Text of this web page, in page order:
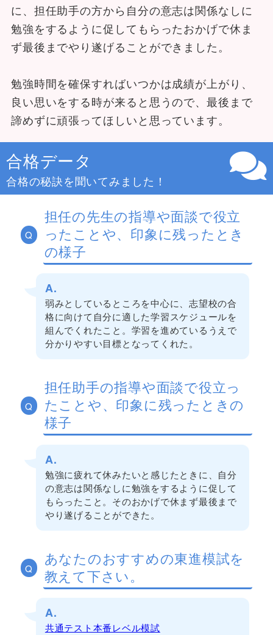
に、担任助手の方から自分の意志は関係なしに
勉強をするように促してもらったおかげで休ま
ず最後までやり遂げることができました。
勉強時間を確保すればいつかは成績が上がり、
良い思いをする時が来ると思うので、最後まで
諦めずに頑張ってほしいと思っています。
合格データ
合格の秘訣を聞いてみました！
Q
担任の先生の指導や面談で役立
ったことや、印象に残ったとき
の様子
A.
弱みとしているところを中心に、志望校の合
格に向けて自分に適した学習スケジュールを
組んでくれたこと。学習を進めているうえで
分かりやすい目標となってくれた。
Q
担任助手の指導や面談で役立っ
たことや、印象に残ったときの
様子
A.
勉強に疲れて休みたいと感じたときに、自分
の意志は関係なしに勉強をするように促して
もらったこと。そのおかげで休まず最後まで
やり遂げることができた。
Q
あなたのおすすめの東進模試を
教えて下さい。
A.
共通テスト本番レベル模試